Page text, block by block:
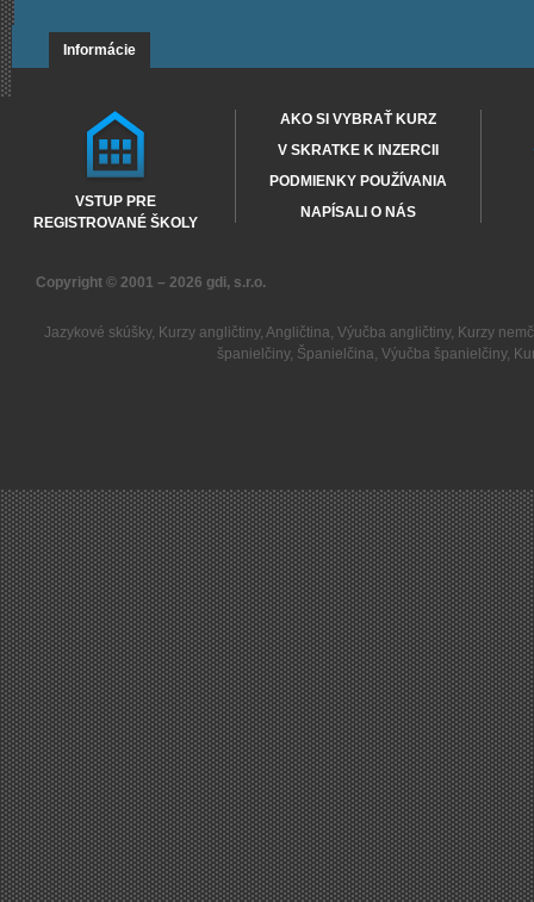
Informácie
VSTUP PRE
REGISTROVANÉ ŠKOLY
AKO SI VYBRAŤ KURZ
V SKRATKE K INZERCII
PODMIENKY POUŽÍVANIA
NAPÍSALI O NÁS
Copyright © 2001 – 2026 gdi, s.r.o.
Jazykové skúšky, Kurzy angličtiny, Angličtina, Výučba angličtiny, Kurzy
španielčiny, Španielčina, Výučba španielčiny,